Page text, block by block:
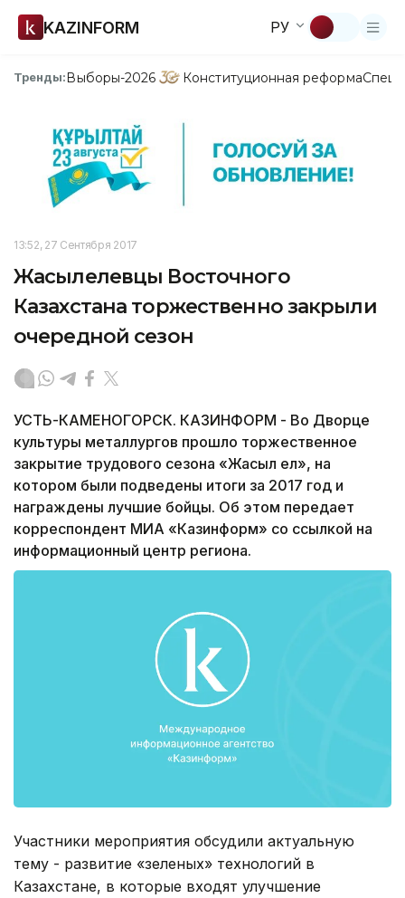
KAZINFORM РУ
Тренды:Выборы-2026 Конституционная реформа
13:52, 27 Сентября 2017
Жасылелевцы Восточного
Казахстана торжественно закрыли
очередной сезон
УСТЬ-КАМЕНОГОРСК. КАЗИНФОРМ - Во Дворце
культуры металлургов прошло торжественное
закрытие трудового сезона «Жасыл ел», на
котором были подведены итоги за 2017 год и
награждены лучшие бойцы. Об этом передает
корреспондент МИА «Казинформ» со ссылкой на
информационный центр региона.
Участники мероприятия обсудили актуальную
тему - развитие «зеленых» технологий в
Казахстане, в которые входят улучшение